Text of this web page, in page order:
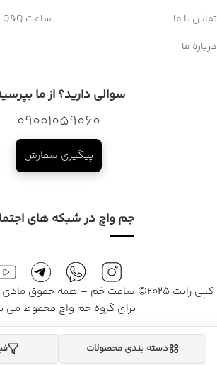
تماس با ما
درباره ما
ساعت Q&Q
سوالی دارید؟ از ما
09001059060
پیگیری سفارش
جم واچ در شبکه های
کپی رایت 2025© ساعت جَم – همه حقوق
برای گروه جم واچ محفوظ می
دسته بندی محصولات